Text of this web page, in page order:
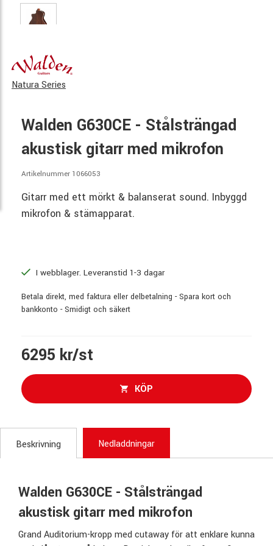
Natura Series
Walden G630CE - Stålsträngad
akustisk gitarr med mikrofon
Artikelnummer 1066053
Gitarr med ett mörkt & balanserat sound. Inbyggd
mikrofon & stämapparat.
I webblager. Leveranstid 1-3 dagar
Betala direkt, med faktura eller delbetalning - Spara kort och
bankkonto - Smidigt och säkert
6295 kr/st
KÖP
Beskrivning Nedladdningar
Walden G630CE - Stålsträngad
akustisk gitarr med mikrofon
Grand Auditorium-kropp med cutaway för att enklare kunna